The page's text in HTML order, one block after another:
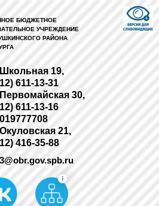
БЮДЖЕТНОЕ
УЧРЕЖДЕНИЕ
РАЙОНА
19,
611-13-31
30,
611-13-16
21,
416-35-88